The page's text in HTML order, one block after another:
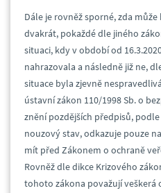
Dále je rovněž sporné, zda
dvakrát, pokaždé dle jiného
situaci, kdy v období od
nahrazovala a následně již ne,
situace byla zjevně
ústavní zákon 110/1998 Sb. o
znění pozdějších předpisů,
nouzový stav, odkazuje pouze
mít před Zákonem o ochraně
Rovněž dle dikce Krizového
tohoto zákona považují veškerá